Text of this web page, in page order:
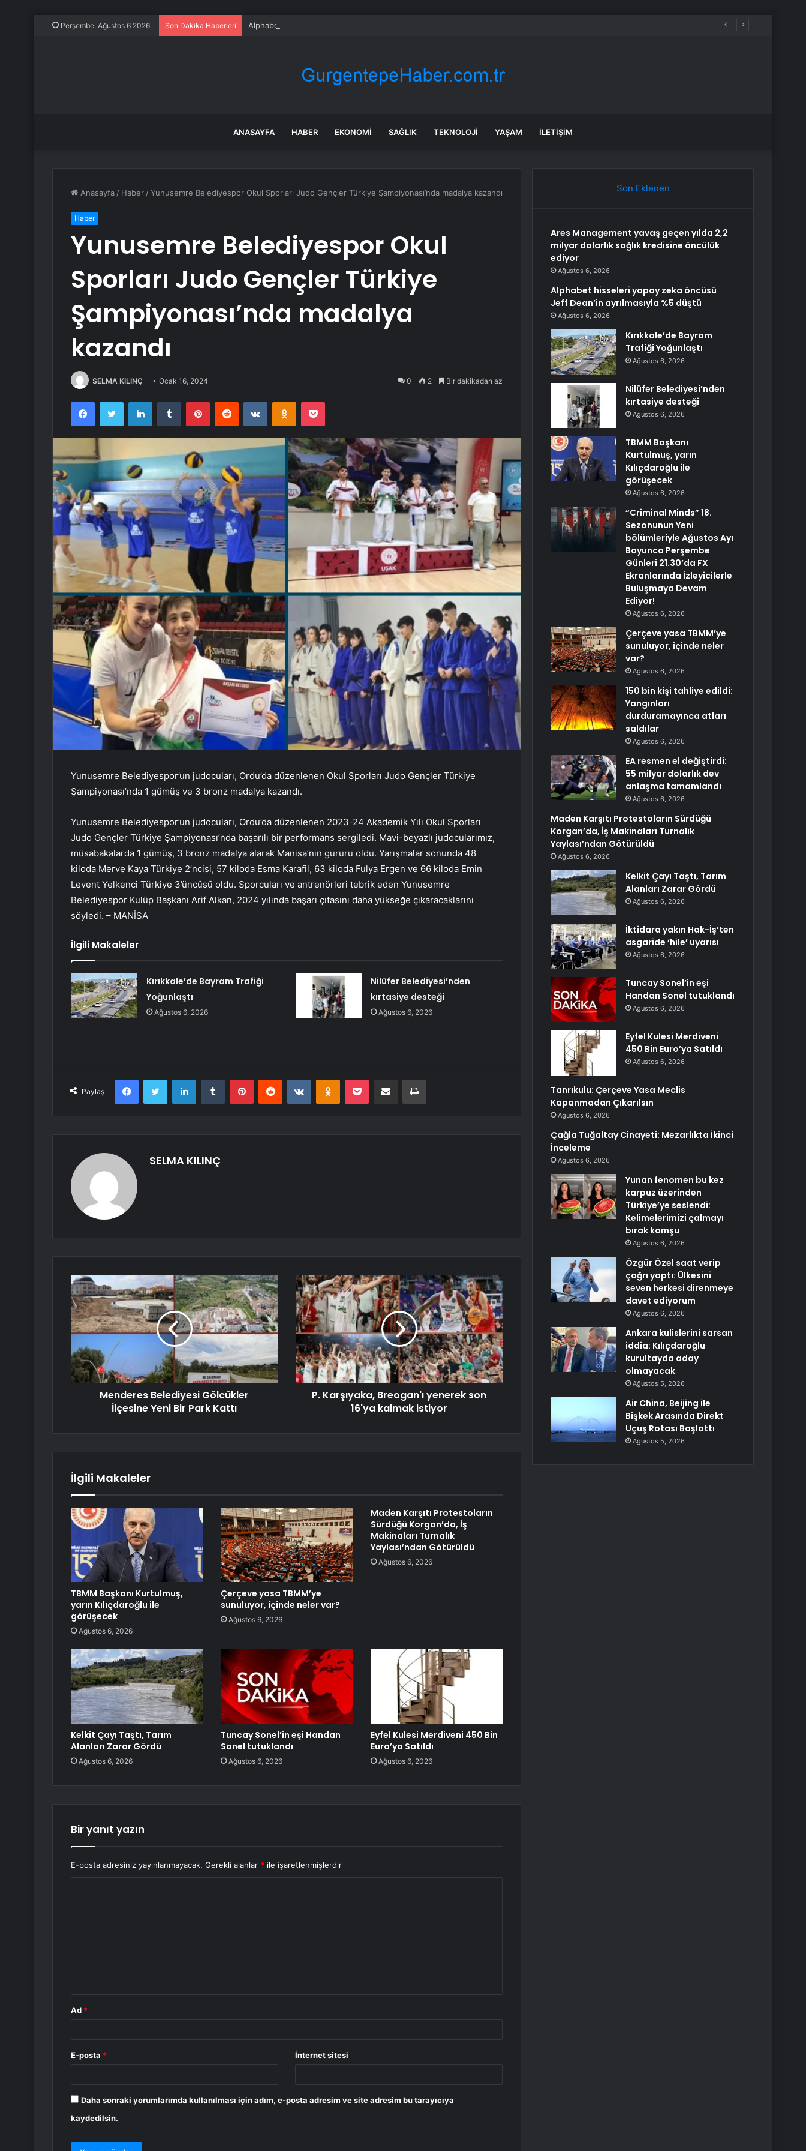
Perşembe, Ağustos 6 2026 Son Dakika Haberleri Alphabet hisseleri yapay zeka öncüsü Jeff Dean’in ayrılmasıyla %5 düştü
ANASAYFA HABER EKONOMI SAĞLIK TEKNOLOJI YAŞAM İLETIŞIM
Anasayfa / Haber /Yunusemre Belediyespor Okul Sporları Judo Gençler Türkiye Şampiyonası’nda madalya kazandı
Haber
Yunusemre Belediyespor Okul
Sporları Judo Gençler Türkiye
Şampiyonası’nda madalya
kazandı
SELMA KILINÇ Ocak 16, 2024 0 2 Bir dakikadan az
FacebookTwitter LinkedInTumblr PinterestReddit VKontakteOdnoklassniki
Pocket
Yunusemre Belediyespor’un judocuları, Ordu’da düzenlenen Okul Sporları Judo Gençler Türkiye
Şampiyonası’nda 1 gümüş ve 3 bronz madalya kazandı.
Yunusemre Belediyespor’un judocuları, Ordu’da düzenlenen 2023-24 Akademik Yılı Okul Sporları
Judo Gençler Türkiye Şampiyonası’nda başarılı bir performans sergiledi. Mavi-beyazlı judocularımız,
müsabakalarda 1 gümüş, 3 bronz madalya alarak Manisa’nın gururu oldu. Yarışmalar sonunda 48
kiloda Merve Kaya Türkiye 2’ncisi, 57 kiloda Esma Karafil, 63 kiloda Fulya Ergen ve 66 kiloda Emin
Levent Yelkenci Türkiye 3’üncüsü oldu. Sporcuları ve antrenörleri tebrik eden Yunusemre
Belediyespor Kulüp Başkanı Arif Alkan, 2024 yılında başarı çıtasını daha yükseğe çıkaracaklarını
söyledi. – MANİSA
İlgili Makaleler
Kırıkkale’de Bayram Trafiği
Yoğunlaştı
Ağustos 6, 2026
Nilüfer Belediyesi’nden
kırtasiye desteği
Ağustos 6, 2026
Paylaş
FacebookTwitter LinkedInTumblr PinterestReddit VKontakteOdnoklassniki
Pocket E-Posta ile paylaş Yazdır
SELMA KILINÇ
Menderes Belediyesi Gölcükler
İlçesine Yeni Bir Park Kattı
P. Karşıyaka, Breogan'ı yenerek son
16'ya kalmak istiyor
İlgili Makaleler
TBMM Başkanı Kurtulmuş,
yarın Kılıçdaroğlu ile
görüşecek
Ağustos 6, 2026
Çerçeve yasa TBMM’ye
sunuluyor, içinde neler var?
Ağustos 6, 2026
Maden Karşıtı Protestoların
Sürdüğü Korgan’da, İş
Makinaları Turnalık
Yaylası’ndan Götürüldü
Ağustos 6, 2026
Kelkit Çayı Taştı, Tarım
Alanları Zarar Gördü
Ağustos 6, 2026
Tuncay Sonel’in eşi Handan
Sonel tutuklandı
Ağustos 6, 2026
Eyfel Kulesi Merdiveni 450 Bin
Euro’ya Satıldı
Ağustos 6, 2026
Bir yanıt yazın
E-posta adresiniz yayınlanmayacak. Gerekli alanlar * ile işaretlenmişlerdir
Ad *
E-posta * İnternet sitesi
Daha sonraki yorumlarımda kullanılması için adım, e-posta adresim ve site adresim bu tarayıcıya
kaydedilsin.
Son Eklenen
Ares Management yavaş geçen yılda 2,2
milyar dolarlık sağlık kredisine öncülük
ediyor
Ağustos 6, 2026
Alphabet hisseleri yapay zeka öncüsü
Jeff Dean’in ayrılmasıyla %5 düştü
Ağustos 6, 2026
Kırıkkale’de Bayram
Trafiği Yoğunlaştı
Ağustos 6, 2026
Nilüfer Belediyesi’nden
kırtasiye desteği
Ağustos 6, 2026
TBMM Başkanı
Kurtulmuş, yarın
Kılıçdaroğlu ile
görüşecek
Ağustos 6, 2026
“Criminal Minds” 18.
Sezonunun Yeni
bölümleriyle Ağustos Ayı
Boyunca Perşembe
Günleri 21.30’da FX
Ekranlarında İzleyicilerle
Buluşmaya Devam
Ediyor!
Ağustos 6, 2026
Çerçeve yasa TBMM’ye
sunuluyor, içinde neler
var?
Ağustos 6, 2026
150 bin kişi tahliye edildi:
Yangınları
durduramayınca atları
saldılar
Ağustos 6, 2026
EA resmen el değiştirdi:
55 milyar dolarlık dev
anlaşma tamamlandı
Ağustos 6, 2026
Maden Karşıtı Protestoların Sürdüğü
Korgan’da, İş Makinaları Turnalık
Yaylası’ndan Götürüldü
Ağustos 6, 2026
Kelkit Çayı Taştı, Tarım
Alanları Zarar Gördü
Ağustos 6, 2026
İktidara yakın Hak-İş’ten
asgaride ‘hile’ uyarısı
Ağustos 6, 2026
Tuncay Sonel’in eşi
Handan Sonel tutuklandı
Ağustos 6, 2026
Eyfel Kulesi Merdiveni
450 Bin Euro’ya Satıldı
Ağustos 6, 2026
Tanrıkulu: Çerçeve Yasa Meclis
Kapanmadan Çıkarılsın
Ağustos 6, 2026
Çağla Tuğaltay Cinayeti: Mezarlıkta İkinci
İnceleme
Ağustos 6, 2026
Yunan fenomen bu kez
karpuz üzerinden
Türkiye’ye seslendi:
Kelimelerimizi çalmayı
bırak komşu
Ağustos 6, 2026
Özgür Özel saat verip
çağrı yaptı: Ülkesini
seven herkesi direnmeye
davet ediyorum
Ağustos 6, 2026
Ankara kulislerini sarsan
iddia: Kılıçdaroğlu
kurultayda aday
olmayacak
Ağustos 5, 2026
Air China, Beijing ile
Bişkek Arasında Direkt
Uçuş Rotası Başlattı
Ağustos 5, 2026